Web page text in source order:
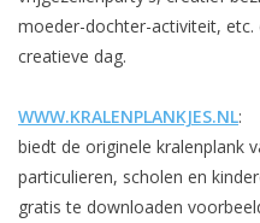
moeder-dochter-activiteit, etc.
creatieve dag.
WWW.KRALENPLANKJES.NL:
biedt de originele kralenplank
particulieren, scholen en
gratis te downloaden